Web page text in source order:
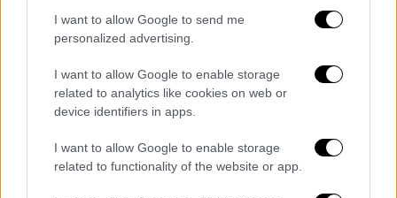
I want to allow Google to send me
personalized advertising.
I want to allow Google to enable storage
related to analytics like cookies on web or
device identifiers in apps.
I want to allow Google to enable storage
related to functionality of the website or app.
Σερβίρισμα.Bάζετε πάνω σε φρυγανισμένο
ψωμί ή πίτες με τυροκαυτερή, φρέσκο τυρί
κρέμα ανακατεμένο με μυρωδικά ή κότατζ
τσιζ. Ή τα σερβίρετε μεμους φέτας
φτιάξετε χτυπώντας 150 γρ. φέτα με 100 γρ.
κρέμα γάλακτος